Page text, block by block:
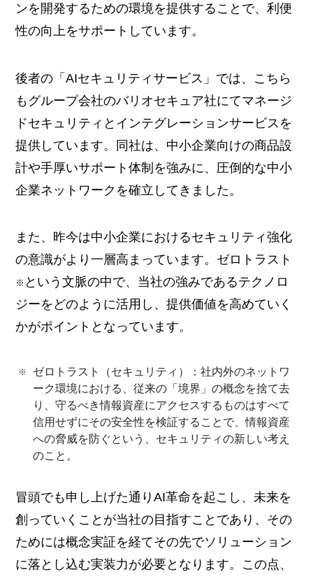
ンを開発するための環境を提供することで、利便
性の向上をサポートしています。
後者の「AIセキュリティサービス」では、こちら
もグループ会社のバリオセキュア社にてマネージ
ドセキュリティとインテグレーションサービスを
提供しています。同社は、中小企業向けの商品設
計や手厚いサポート体制を強みに、圧倒的な中小
企業ネットワークを確立してきました。
また、昨今は中小企業におけるセキュリティ強化
の意識がより一層高まっています。ゼロトラスト
※ という文脈の中で、当社の強みであるテクノロ
ジーをどのように活用し、提供価値を高めていく
かがポイントとなっています。
ゼロトラスト（セキュリティ）：社内外のネットワ
ーク環境における、従来の「境界」の概念を捨て去
り、守るべき情報資産にアクセスするものはすべて
信用せずにその安全性を検証することで、情報資産
への脅威を防ぐという、セキュリティの新しい考え
のこと。
冒頭でも申し上げた通りAI革命を起こし、未来を
創っていくことが当社の目指すことであり、その
ためには概念実証を経てその先でソリューション
に落とし込む実装力が必要となります。この点、